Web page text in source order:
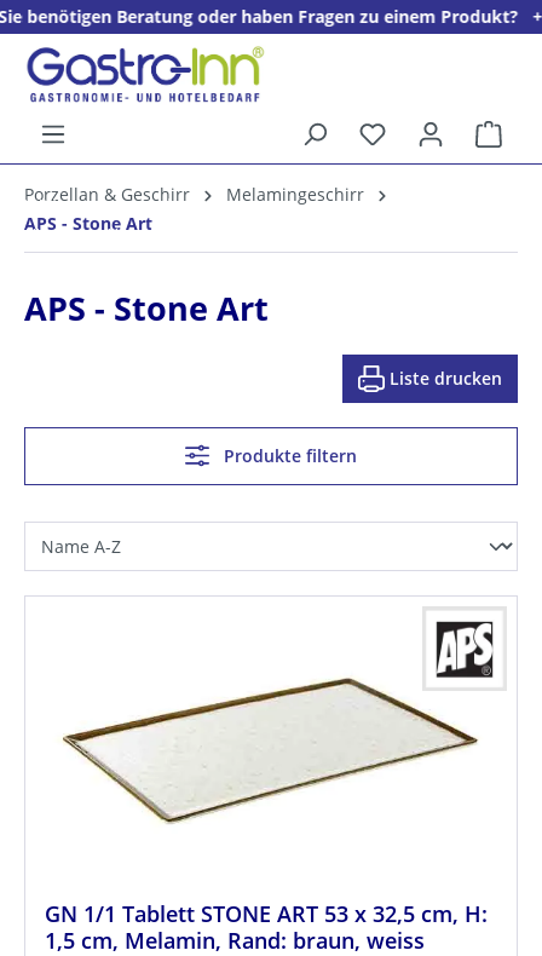
springen
Beratung oder haben Fragen zu einem Produkt? + + + Wir
Willkommens­rabatt**
für neue Kunden
Porzellan & Geschirr
Melamingeschirr
APS - Stone Art
APS - Stone Art
Liste drucken
Produkte filtern
GN 1/1 Tablett STONE ART 53 x 32,5 cm, H:
1,5 cm, Melamin, Rand: braun, weiss